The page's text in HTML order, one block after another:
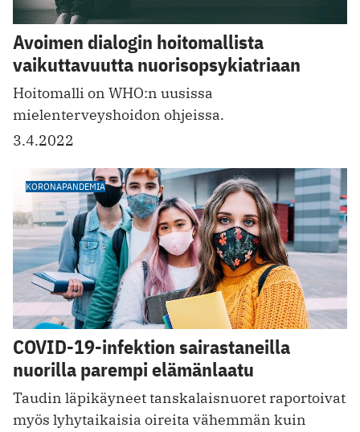
Avoimen dialogin hoitomallista
vaikuttavuutta nuorisopsykiatriaan
Hoitomalli on WHO:n uusissa
mielenterveyshoidon ohjeissa.
3.4.2022
KORONAPANDEMIA
COVID-19-infektion sairastaneilla
nuorilla parempi elämänlaatu
Taudin läpikäyneet tanskalaisnuoret raportoivat
myös lyhytaikaisia oireita vähemmän kuin